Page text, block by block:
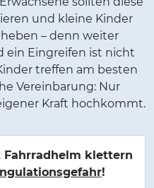
und kleine Kinder
– denn weiter
ein Eingreifen ist nicht
treffen am besten
Vereinbarung: Nur
Kraft hochkommt.
klettern
!